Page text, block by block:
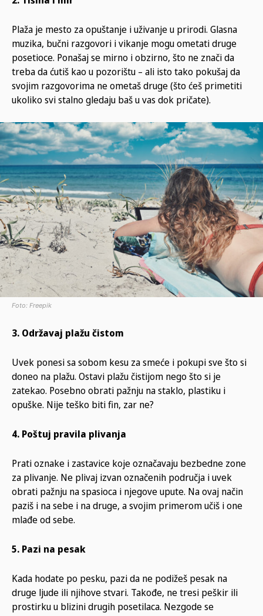
Plaža je mesto za opuštanje i uživanje u prirodi. Glasna
muzika, bučni razgovori i vikanje mogu ometati druge
posetioce. Ponašaj se mirno i obzirno, što ne znači da
treba da ćutiš kao u pozorištu – ali isto tako pokušaj da
svojim razgovorima ne ometaš druge (što ćeš primetiti
ukoliko svi stalno gledaju baš u vas dok pričate).
Foto: Freepik
3. Održavaj plažu čistom
Uvek ponesi sa sobom kesu za smeće i pokupi sve što si
doneo na plažu. Ostavi plažu čistijom nego što si je
zatekao. Posebno obrati pažnju na staklo, plastiku i
opuške. Nije teško biti fin, zar ne?
4. Poštuj pravila plivanja
Prati oznake i zastavice koje označavaju bezbedne zone
za plivanje. Ne plivaj izvan označenih područja i uvek
obrati pažnju na spasioca i njegove upute. Na ovaj način
paziš i na sebe i na druge, a svojim primerom učiš i one
mlađe od sebe.
5. Pazi na pesak
Kada hodate po pesku, pazi da ne podižeš pesak na
druge ljude ili njihove stvari. Takođe, ne tresi peškir ili
prostirku u blizini drugih posetilaca. Nezgode se